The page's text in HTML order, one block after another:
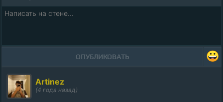
ОПУБЛИКОВАТЬ
Artinez
(4 года назад)